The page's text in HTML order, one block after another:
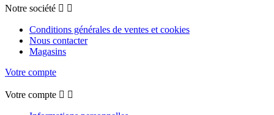
Notre société  
Conditions générales de ventes et cookies
Nous contacter
Magasins
Votre compte
Votre compte  